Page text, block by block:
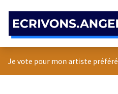
Je vote pour mon artiste préféré